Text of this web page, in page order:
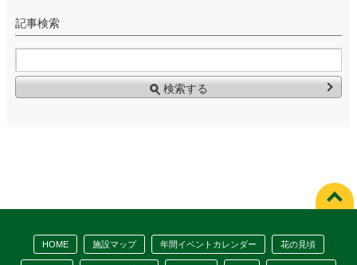
記事検索
HOME 施設マップ 年間イベントカレンダー 花の見頃